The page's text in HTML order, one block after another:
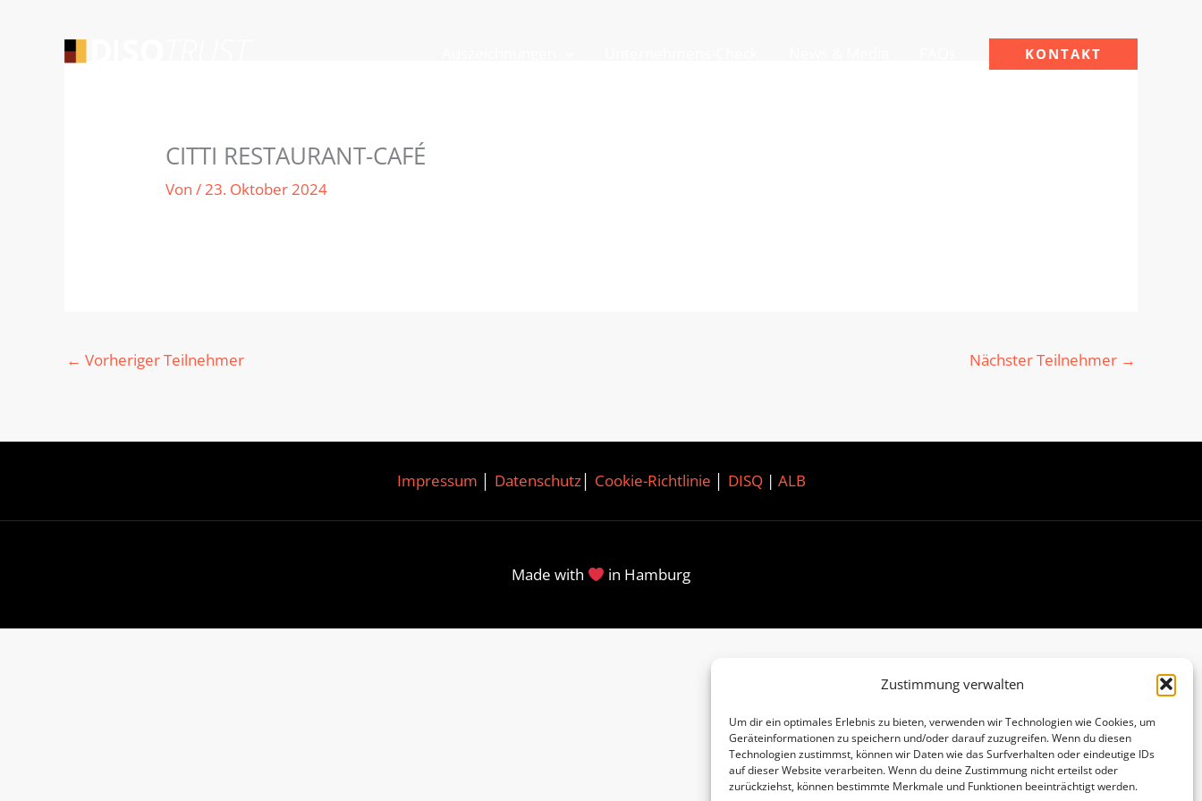
Zustimmung verwalten
Um dir ein optimales Erlebnis zu bieten, verwenden wir Technologien wie Cookies, um
Geräteinformationen zu speichern und/oder darauf zuzugreifen. Wenn du diesen
Technologien zustimmst, können wir Daten wie das Surfverhalten oder eindeutige IDs
auf dieser Website verarbeiten. Wenn du deine Zustimmung nicht erteilst oder
zurückziehst, können bestimmte Merkmale und Funktionen beeinträchtigt werden.
KONTAKT
CITTI RESTAURANT-CAFÉ
Von/23. Oktober 2024
← Vorheriger Teilnehmer Nächster Teilnehmer →
Impressum Datenschutz│ Cookie-Richtlinie DISQ| ALB
Made with in Hamburg